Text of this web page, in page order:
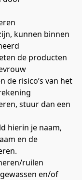
kunnen binnen
de producten
de risico’s van het
stuur dan een
hierin je naam,
en de
ruilen
en/of